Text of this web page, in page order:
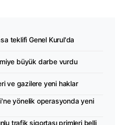
teklifi Genel Kurul'da
büyük darbe vurdu
ve gazilere yeni haklar
yönelik operasyonda yeni
trafik sigortası primleri belli